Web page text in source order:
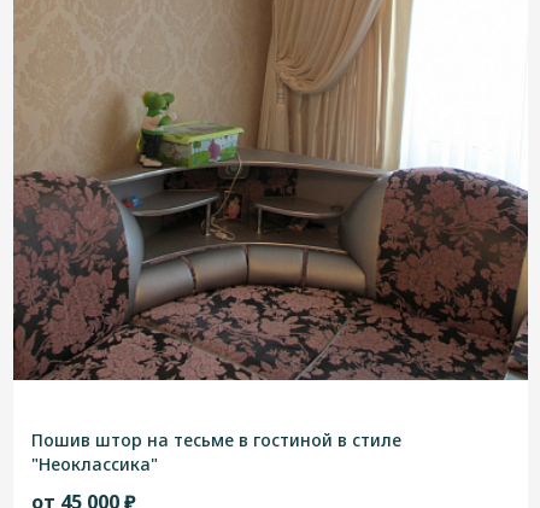
Пошив штор на тесьме в гостиной в стиле
"Неоклассика"
от 45 000 ₽